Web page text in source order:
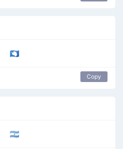
🇦🇶
Copy
🇦🇷